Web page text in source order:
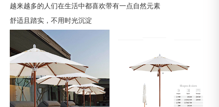
越来越多的人们在生活中都喜欢带有一点自然元素
舒适且踏实，不用时光沉淀